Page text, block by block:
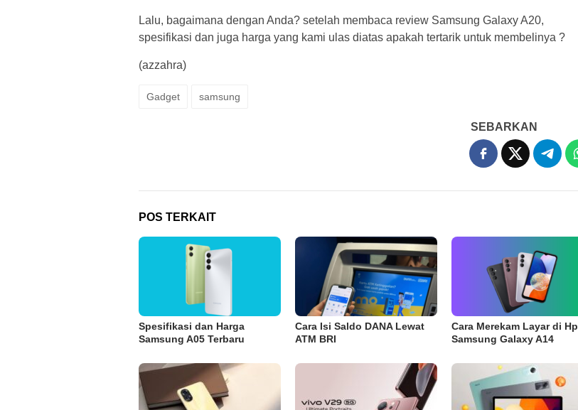
Lalu, bagaimana dengan Anda? setelah membaca review Samsung Galaxy A20,
spesifikasi dan juga harga yang kami ulas diatas apakah tertarik untuk membelinya ?
(azzahra)
Gadget samsung
SEBARKAN
POS TERKAIT
Spesifikasi dan Harga
Samsung A05 Terbaru
Cara Isi Saldo DANA Lewat
ATM BRI
Cara Merekam Layar di Hp
Samsung Galaxy A14